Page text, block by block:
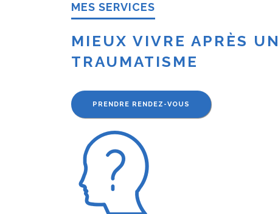
MES SERVICES
MIEUX VIVRE APRÈS UN
TRAUMATISME
PRENDRE RENDEZ-VOUS